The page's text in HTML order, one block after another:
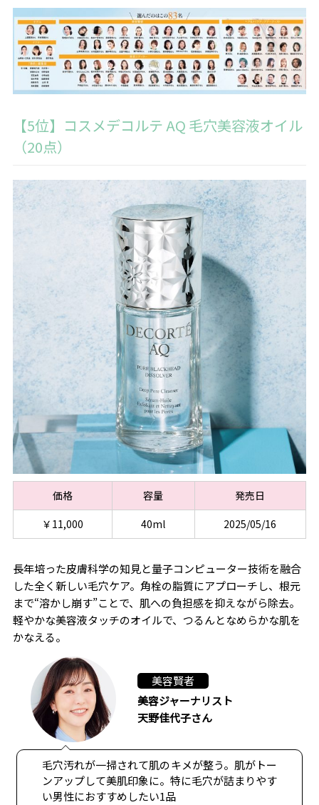
【5位】コスメデコルテ AQ 毛穴美容液オイル
（20点）
価格 容量
発売日
￥11,000
40ml 2025/05/16
長年培った皮膚科学の知見と量子コンピューター技術を融合
した全く新しい毛穴ケア。角栓の脂質にアプローチし、根元
まで“溶かし崩す”ことで、肌への負担感を抑えながら除去。
軽やかな美容液タッチのオイルで、つるんとなめらかな肌を
かなえる。
美容賢者
美容ジャーナリスト
天野佳代子さん
毛穴汚れが一掃されて肌のキメが整う。肌がトー
ンアップして美肌印象に。特に毛穴が詰まりやす
い男性におすすめしたい1品